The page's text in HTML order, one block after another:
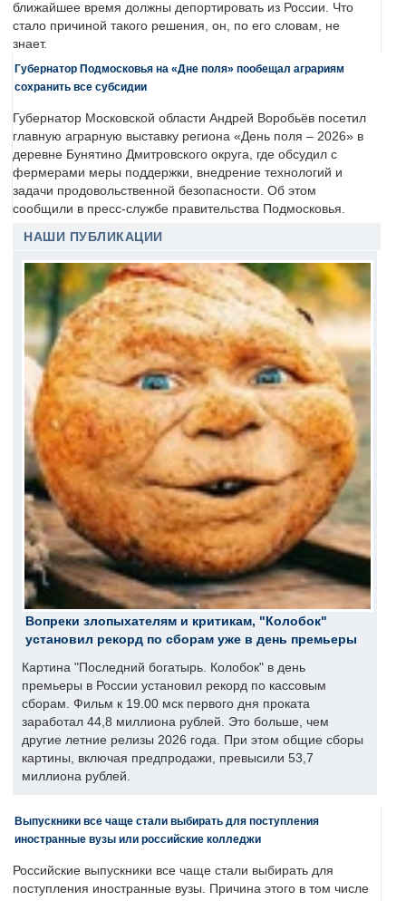
ближайшее время должны депортировать из России. Что
стало причиной такого решения, он, по его словам, не
знает.
Губернатор Подмосковья на «Дне поля» пообещал аграриям
сохранить все субсидии
Губернатор Московской области Андрей Воробьёв посетил
главную аграрную выставку региона «День поля – 2026» в
деревне Бунятино Дмитровского округа, где обсудил с
фермерами меры поддержки, внедрение технологий и
задачи продовольственной безопасности. Об этом
сообщили в пресс-службе правительства Подмосковья.
НАШИ ПУБЛИКАЦИИ
Вопреки злопыхателям и критикам, "Колобок"
установил рекорд по сборам уже в день премьеры
Картина "Последний богатырь. Колобок" в день
премьеры в России установил рекорд по кассовым
сборам. Фильм к 19.00 мск первого дня проката
заработал 44,8 миллиона рублей. Это больше, чем
другие летние релизы 2026 года. При этом общие сборы
картины, включая предпродажи, превысили 53,7
миллиона рублей.
Выпускники все чаще стали выбирать для поступления
иностранные вузы или российские колледжи
Российские выпускники все чаще стали выбирать для
поступления иностранные вузы. Причина этого в том числе